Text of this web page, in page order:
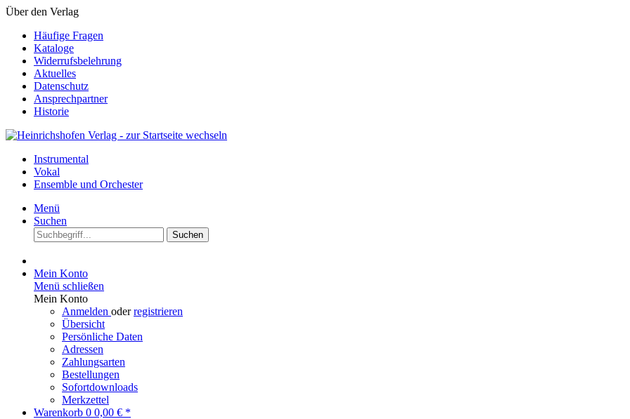
Über den Verlag
Häufige Fragen
Kataloge
Widerrufsbelehrung
Aktuelles
Datenschutz
Ansprechpartner
Historie
Instrumental
Vokal
Ensemble und Orchester
Menü
Suchen
Suchen
Mein Konto
Menü schließen
Mein Konto
Anmelden oderregistrieren
Übersicht
Persönliche Daten
Adressen
Zahlungsarten
Bestellungen
Sofortdownloads
Merkzettel
Warenkorb 0 0,00 € *